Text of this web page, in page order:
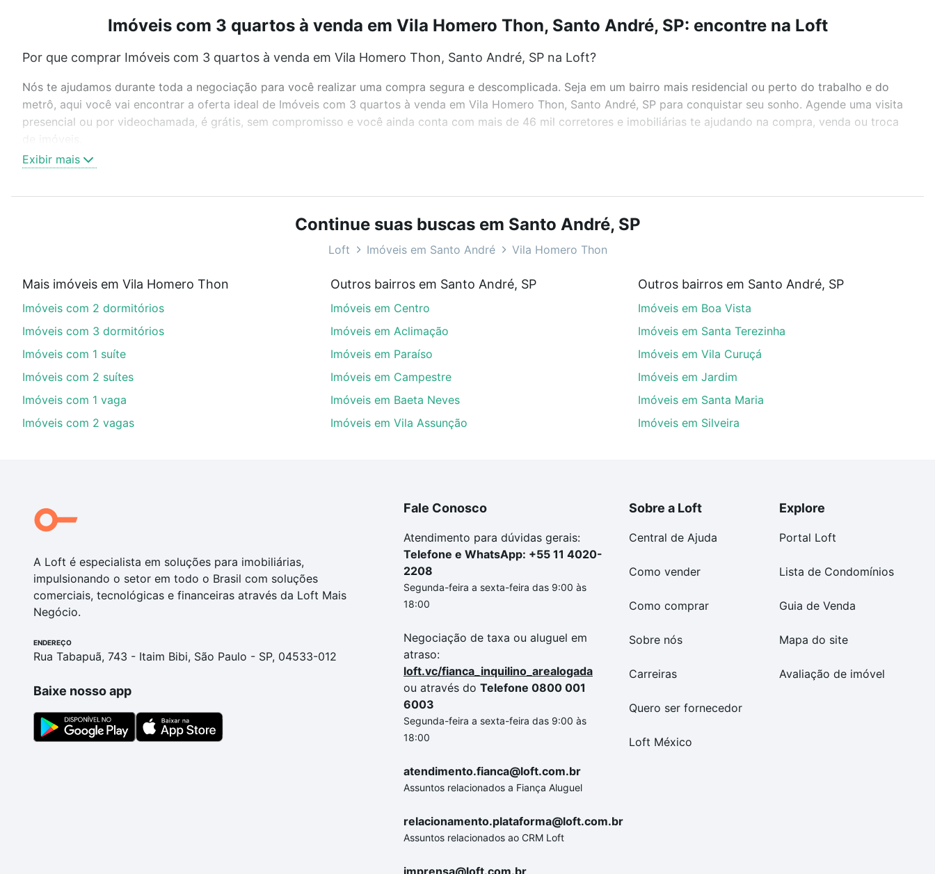
Imóveis com 3 quartos à venda em Vila Homero Thon, Santo André, SP: encontre na Loft
Por que comprar Imóveis com 3 quartos à venda em Vila Homero Thon, Santo André, SP na Loft?
Nós te ajudamos durante toda a negociação para você realizar uma compra segura e descomplicada. Seja em um bairro mais residencial ou perto do trabalho e do
metrô, aqui você vai encontrar a oferta ideal de Imóveis com 3 quartos à venda em Vila Homero Thon, Santo André, SP para conquistar seu sonho. Agende uma visita
presencial ou por videochamada, é grátis, sem compromisso e você ainda conta com mais de 46 mil corretores e imobiliárias te ajudando na compra, venda ou troca
Como escolher um imóvel?
Use barra de busca no topo para pesquisar por ruas, bairros e até condomínios favoritos. Você também pode usar os filtros como quantidade de quartos, suítes, com
ou sem vaga de garagem para combinar perfeitamente com o preço, metragem e comodidades, como piscina, academia, salão de festas ou área verde e encontrar
Imóveis com 3 quartos à venda em Vila Homero Thon, Santo André, SP ideal para você na Loft.
Aqui na Loft temos a oferta ideal para você, com Imóveis com 3 quartos à venda em Vila Homero Thon, Santo André, SP que custam a partir de R$ 0 e com nossas
opções de financiamento imobiliário as parcelas podem se adequar ao seu orçamento. Se ainda tem alguma dúvida dos custos envolvidos no processo de compra,
veja em nosso portal quanto custa comprar um apartamento e conte com a gente para comprar o imóvel dos seus sonhos com segurança e conforto. Loft, com você
Exibir mais
Continue suas buscas em Santo André, SP
Loft Imóveis em Santo André Vila Homero Thon
Mais imóveis em Vila Homero Thon
Imóveis com 2 dormitórios
Imóveis com 3 dormitórios
Imóveis com 1 suíte
Imóveis com 2 suítes
Imóveis com 1 vaga
Imóveis com 2 vagas
Outros bairros em Santo André, SP
Imóveis em Centro
Imóveis em Aclimação
Imóveis em Paraíso
Imóveis em Campestre
Imóveis em Baeta Neves
Imóveis em Vila Assunção
Outros bairros em Santo André, SP
Imóveis em Boa Vista
Imóveis em Santa Terezinha
Imóveis em Vila Curuçá
Imóveis em Jardim
Imóveis em Santa Maria
Imóveis em Silveira
A Loft é especialista em soluções para imobiliárias,
impulsionando o setor em todo o Brasil com soluções
comerciais, tecnológicas e financeiras através da Loft Mais
Negócio.
ENDEREÇO
Rua Tabapuã, 743 - Itaim Bibi, São Paulo - SP, 04533-012
Baixe nosso app
Fale Conosco
Atendimento para dúvidas gerais:
Telefone e WhatsApp: +55 11 4020-
2208
Segunda-feira a sexta-feira das 9:00 às
18:00
Negociação de taxa ou aluguel em
atraso:
loft.vc/fianca_inquilino_arealogada
ou através do Telefone 0800 001
6003
Segunda-feira a sexta-feira das 9:00 às
18:00
atendimento.fianca@loft.com.br
Assuntos relacionados a Fiança Aluguel
relacionamento.plataforma@loft.com.br
Assuntos relacionados ao CRM Loft
imprensa@loft.com.br
Sobre a Loft
Central de Ajuda
Como vender
Como comprar
Sobre nós
Carreiras
Quero ser fornecedor
Loft México
Explore
Portal Loft
Lista de Condomínios
Guia de Venda
Mapa do site
Avaliação de imóvel